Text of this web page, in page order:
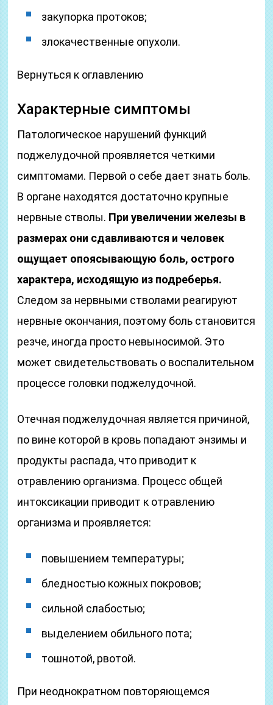
закупорка протоков;
злокачественные опухоли.
Вернуться к оглавлению
Характерные симптомы
Патологическое нарушений функций
поджелудочной проявляется четкими
симптомами. Первой о себе дает знать боль.
В органе находятся достаточно крупные
нервные стволы. При увеличении железы в
размерах они сдавливаются и человек
ощущает опоясывающую боль, острого
характера, исходящую из подреберья.
Следом за нервными стволами реагируют
нервные окончания, поэтому боль становится
резче, иногда просто невыносимой. Это
может свидетельствовать о воспалительном
процессе головки поджелудочной.
Отечная поджелудочная является причиной,
по вине которой в кровь попадают энзимы и
продукты распада, что приводит к
отравлению организма. Процесс общей
интоксикации приводит к отравлению
организма и проявляется:
повышением температуры;
бледностью кожных покровов;
сильной слабостью;
выделением обильного пота;
тошнотой, рвотой.
При неоднократном повторяющемся